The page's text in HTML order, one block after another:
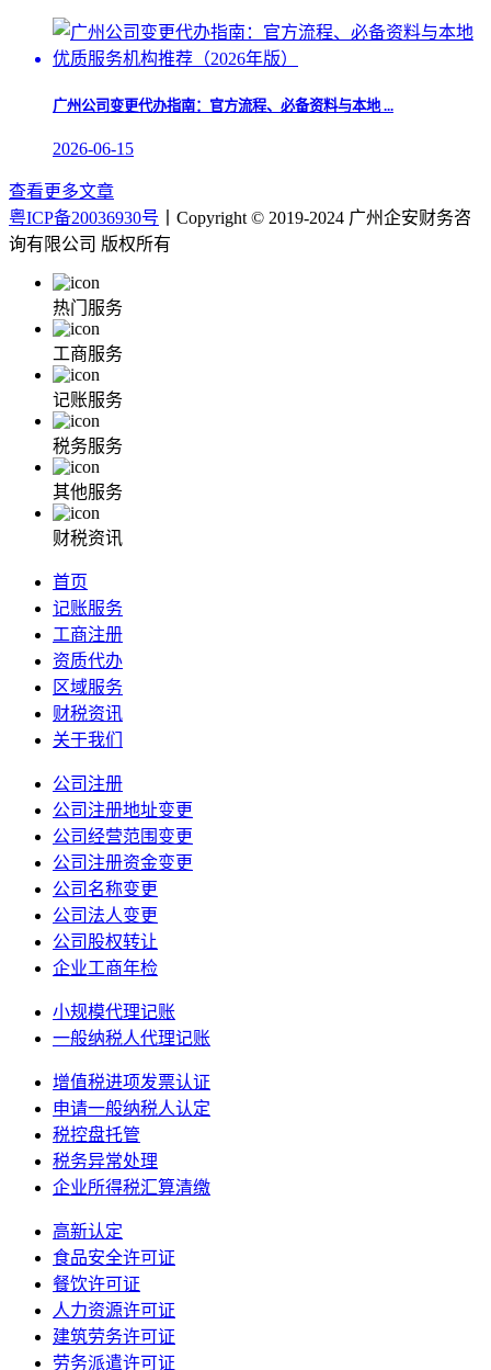
​广州公司变更代办指南：官方流程、必备资料与本地 ...
2026-06-15
查看更多文章
粤ICP备20036930号 丨Copyright © 2019-2024 广州企安财务咨
询有限公司 版权所有
热门服务
工商服务
记账服务
税务服务
其他服务
财税资讯
首页
记账服务
工商注册
资质代办
区域服务
财税资讯
关于我们
公司注册
公司注册地址变更
公司经营范围变更
公司注册资金变更
公司名称变更
公司法人变更
公司股权转让
企业工商年检
小规模代理记账
一般纳税人代理记账
增值税进项发票认证
申请一般纳税人认定
税控盘托管
税务异常处理
企业所得税汇算清缴
高新认定
食品安全许可证
餐饮许可证
人力资源许可证
建筑劳务许可证
劳务派遣许可证